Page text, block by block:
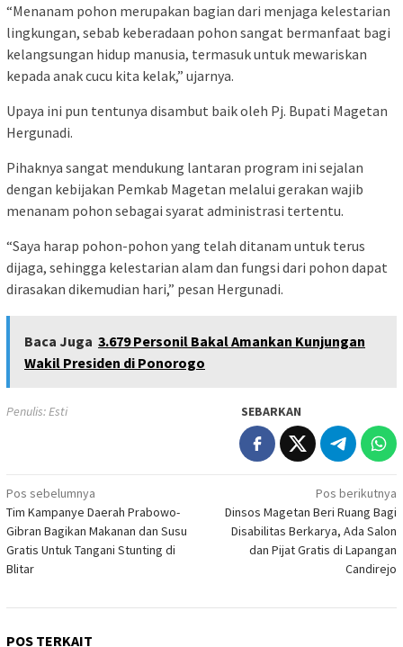
“Menanam pohon merupakan bagian dari menjaga kelestarian
lingkungan, sebab keberadaan pohon sangat bermanfaat bagi
kelangsungan hidup manusia, termasuk untuk mewariskan
kepada anak cucu kita kelak,” ujarnya.
Upaya ini pun tentunya disambut baik oleh Pj. Bupati Magetan
Hergunadi.
Pihaknya sangat mendukung lantaran program ini sejalan
dengan kebijakan Pemkab Magetan melalui gerakan wajib
menanam pohon sebagai syarat administrasi tertentu.
“Saya harap pohon-pohon yang telah ditanam untuk terus
dijaga, sehingga kelestarian alam dan fungsi dari pohon dapat
dirasakan dikemudian hari,” pesan Hergunadi.
Baca Juga 3.679 Personil Bakal Amankan Kunjungan
Wakil Presiden di Ponorogo
Penulis: Esti SEBARKAN
Navigasi
pos
Pos sebelumnya
Tim Kampanye Daerah Prabowo-
Gibran Bagikan Makanan dan Susu
Gratis Untuk Tangani Stunting di
Blitar
Pos berikutnya
Dinsos Magetan Beri Ruang Bagi
Disabilitas Berkarya, Ada Salon
dan Pijat Gratis di Lapangan
Candirejo
POS TERKAIT